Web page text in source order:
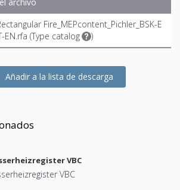
Fire_MEPcontent_Pichler_BSK-E
EN.rfa (Type catalog )
Añadir a la lista de descarga
VBC
VBC